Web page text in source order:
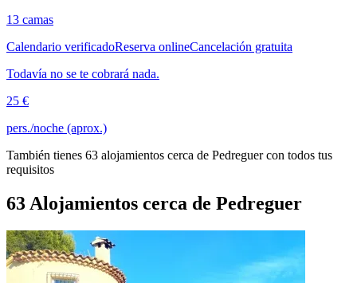
13 camas
Calendario verificadoReserva onlineCancelación gratuita
Todavía no se te cobrará nada.
25 €
pers./noche (aprox.)
También tienes 63 alojamientos cerca de Pedreguer con todos tus
requisitos
63 Alojamientos cerca de Pedreguer